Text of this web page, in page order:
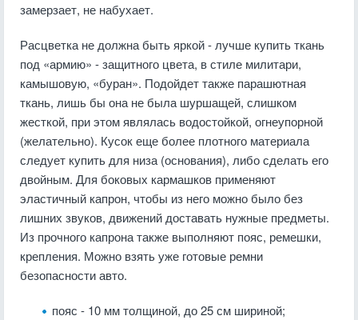
замерзает, не набухает.
Расцветка не должна быть яркой - лучше купить ткань
под «армию» - защитного цвета, в стиле милитари,
камышовую, «буран». Подойдет также парашютная
ткань, лишь бы она не была шуршащей, слишком
жесткой, при этом являлась водостойкой, огнеупорной
(желательно). Кусок еще более плотного материала
следует купить для низа (основания), либо сделать его
двойным. Для боковых кармашков применяют
эластичный капрон, чтобы из него можно было без
лишних звуков, движений доставать нужные предметы.
Из прочного капрона также выполняют пояс, ремешки,
крепления. Можно взять уже готовые ремни
безопасности авто.
пояс - 10 мм толщиной, до 25 см шириной;